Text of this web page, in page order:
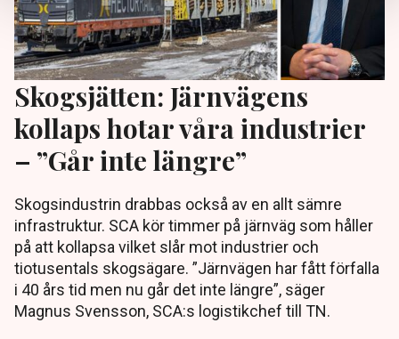
Skogsjätten: Järnvägens
kollaps hotar våra industrier
– ”Går inte längre”
Skogsindustrin drabbas också av en allt sämre
infrastruktur. SCA kör timmer på järnväg som håller
på att kollapsa vilket slår mot industrier och
tiotusentals skogsägare. ”Järnvägen har fått förfalla
i 40 års tid men nu går det inte längre”, säger
Magnus Svensson, SCA:s logistikchef till TN.